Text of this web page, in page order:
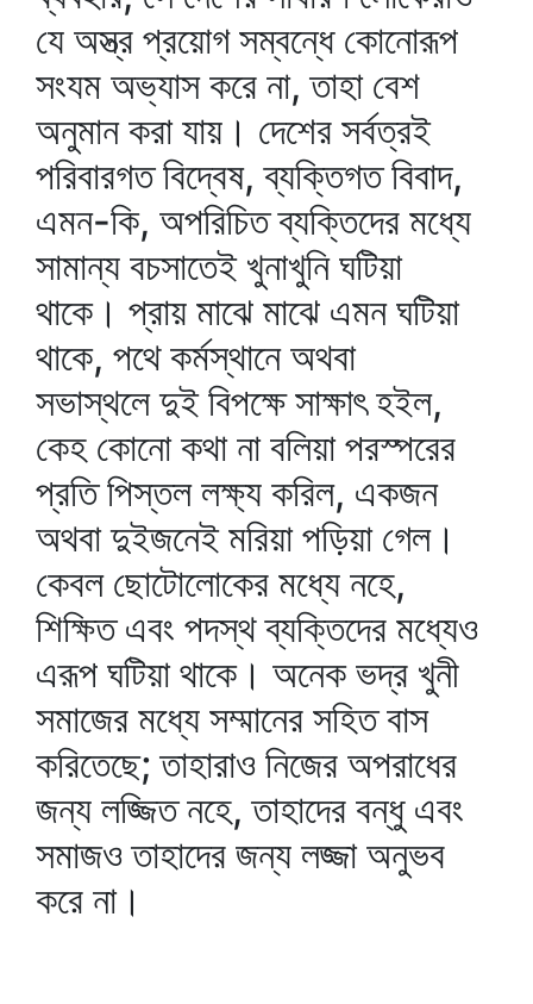
যে অস্ত্র প্রয়োগ সম্বন্ধে কোনোরূপ
সংযম অভ্যাস করে না, তাহা বেশ
অনুমান করা যায়। দেশের সর্বত্রই
পরিবারগত বিদ্বেষ, ব্যক্তিগত বিবাদ,
এমন-কি, অপরিচিত ব্যক্তিদের মধ্যে
সামান্য বচসাতেই খুনাখুনি ঘটিয়া
থাকে। প্রায় মাঝে মাঝে এমন ঘটিয়া
থাকে, পথে কর্মস্থানে অথবা
সভাস্থলে দুই বিপক্ষে সাক্ষাৎ হইল,
কেহ কোনো কথা না বলিয়া পরস্পরের
প্রতি পিস্তল লক্ষ্য করিল, একজন
অথবা দুইজনেই মরিয়া পড়িয়া গেল।
কেবল ছোটোলোকের মধ্যে নহে,
শিক্ষিত এবং পদস্থ ব্যক্তিদের মধ্যেও
এরূপ ঘটিয়া থাকে। অনেক ভদ্র খুনী
সমাজের মধ্যে সম্মানের সহিত বাস
করিতেছে; তাহারাও নিজের অপরাধের
জন্য লজ্জিত নহে, তাহাদের বন্ধু এবং
সমাজও তাহাদের জন্য লজ্জা অনুভব
করে না।